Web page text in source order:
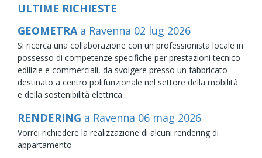
ULTIME RICHIESTE
GEOMETRA a Ravenna 02 lug 2026
Si ricerca una collaborazione con un professionista locale in
possesso di competenze specifiche per prestazioni tecnico-
edilizie e commerciali, da svolgere presso un fabbricato
destinato a centro polifunzionale nel settore della mobilità
e della sostenibilità elettrica.
RENDERING a Ravenna 06 mag 2026
Vorrei richiedere la realizzazione di alcuni rendering di
appartamento